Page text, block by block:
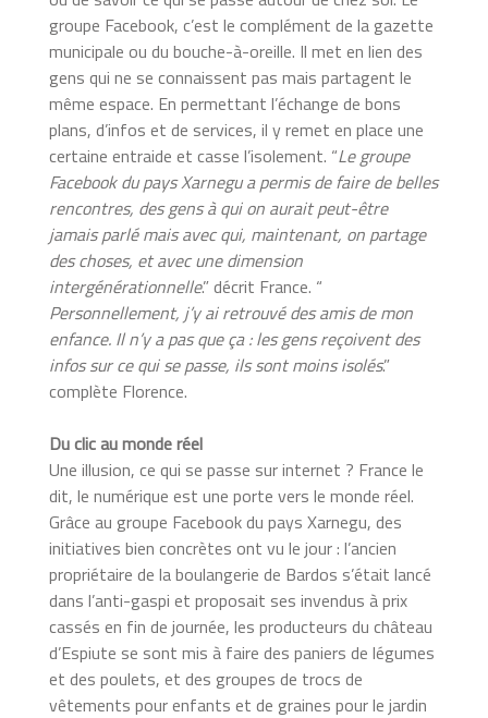
groupe Facebook, c’est le complément de la gazette
municipale ou du bouche-à-oreille. Il met en lien des
gens qui ne se connaissent pas mais partagent le
même espace. En permettant l’échange de bons
plans, d’infos et de services, il y remet en place une
certaine entraide et casse l’isolement. “Le groupe
Facebook du pays Xarnegu a permis de faire de belles
rencontres, des gens à qui on aurait peut-être
jamais parlé mais avec qui, maintenant, on partage
des choses, et avec une dimension
intergénérationnelle.” décrit France. “
Personnellement, j’y ai retrouvé des amis de mon
enfance. Il n’y a pas que ça : les gens reçoivent des
infos sur ce qui se passe, ils sont moins isolés.”
complète Florence.
Du clic au monde réel
Une illusion, ce qui se passe sur internet ? France le
dit, le numérique est une porte vers le monde réel.
Grâce au groupe Facebook du pays Xarnegu, des
initiatives bien concrètes ont vu le jour : l’ancien
propriétaire de la boulangerie de Bardos s’était lancé
dans l’anti-gaspi et proposait ses invendus à prix
cassés en fin de journée, les producteurs du château
d’Espiute se sont mis à faire des paniers de légumes
et des poulets, et des groupes de trocs de
vêtements pour enfants et de graines pour le jardin